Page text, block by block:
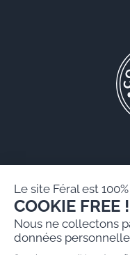
Le site Féral est 100%
COOKIE FREE !
Nous ne collectons
données